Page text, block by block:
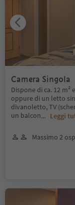
Camera Singola
Dispone di ca. 12
oppure di un letto
divanoletto, TV
un balcon... Leggi
Massimo 2